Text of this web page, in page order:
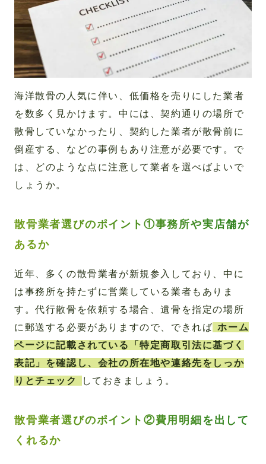
海洋散骨の人気に伴い、低価格を売りにした業者
を数多く見かけます。中には、契約通りの場所で
散骨していなかったり、契約した業者が散骨前に
倒産する、などの事例もあり注意が必要です。で
は、どのような点に注意して業者を選べばよいで
しょうか。
散骨業者選びのポイント①事務所や実店舗が
あるか
近年、多くの散骨業者が新規参入しており、中に
は事務所を持たずに営業している業者もありま
す。代行散骨を依頼する場合、遺骨を指定の場所
に郵送する必要がありますので、できれば ホーム
ページに記載されている「特定商取引法に基づく
表記」を確認し、会社の所在地や連絡先をしっか
りとチェック
しておきましょう。
散骨業者選びのポイント②費用明細を出して
くれるか